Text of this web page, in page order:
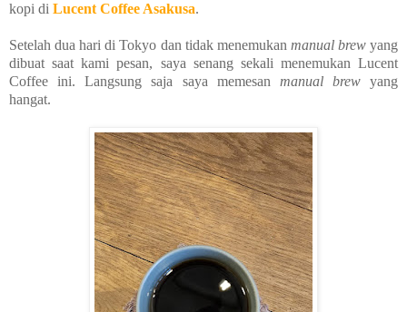
kopi di Lucent Coffee Asakusa.
Setelah dua hari di Tokyo dan tidak menemukan manual brewyang
dibuat saat kami pesan, saya senang sekali menemukan Lucent
Coffee ini. Langsung saja saya memesan manual brewyang
hangat.